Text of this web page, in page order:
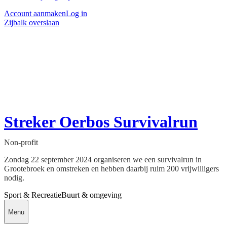
Account aanmakenLog in
Zijbalk overslaan
Streker Oerbos Survivalrun
Non-profit
Zondag 22 september 2024 organiseren we een survivalrun in
Grootebroek en omstreken en hebben daarbij ruim 200 vrijwilligers
nodig.
Sport & RecreatieBuurt & omgeving
Menu